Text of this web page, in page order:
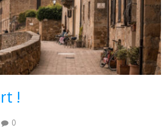
!
0